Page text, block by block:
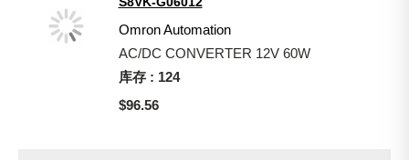
Omron Automation
AC/DC CONVERTER 12V 60W
库存 : 124
$96.56